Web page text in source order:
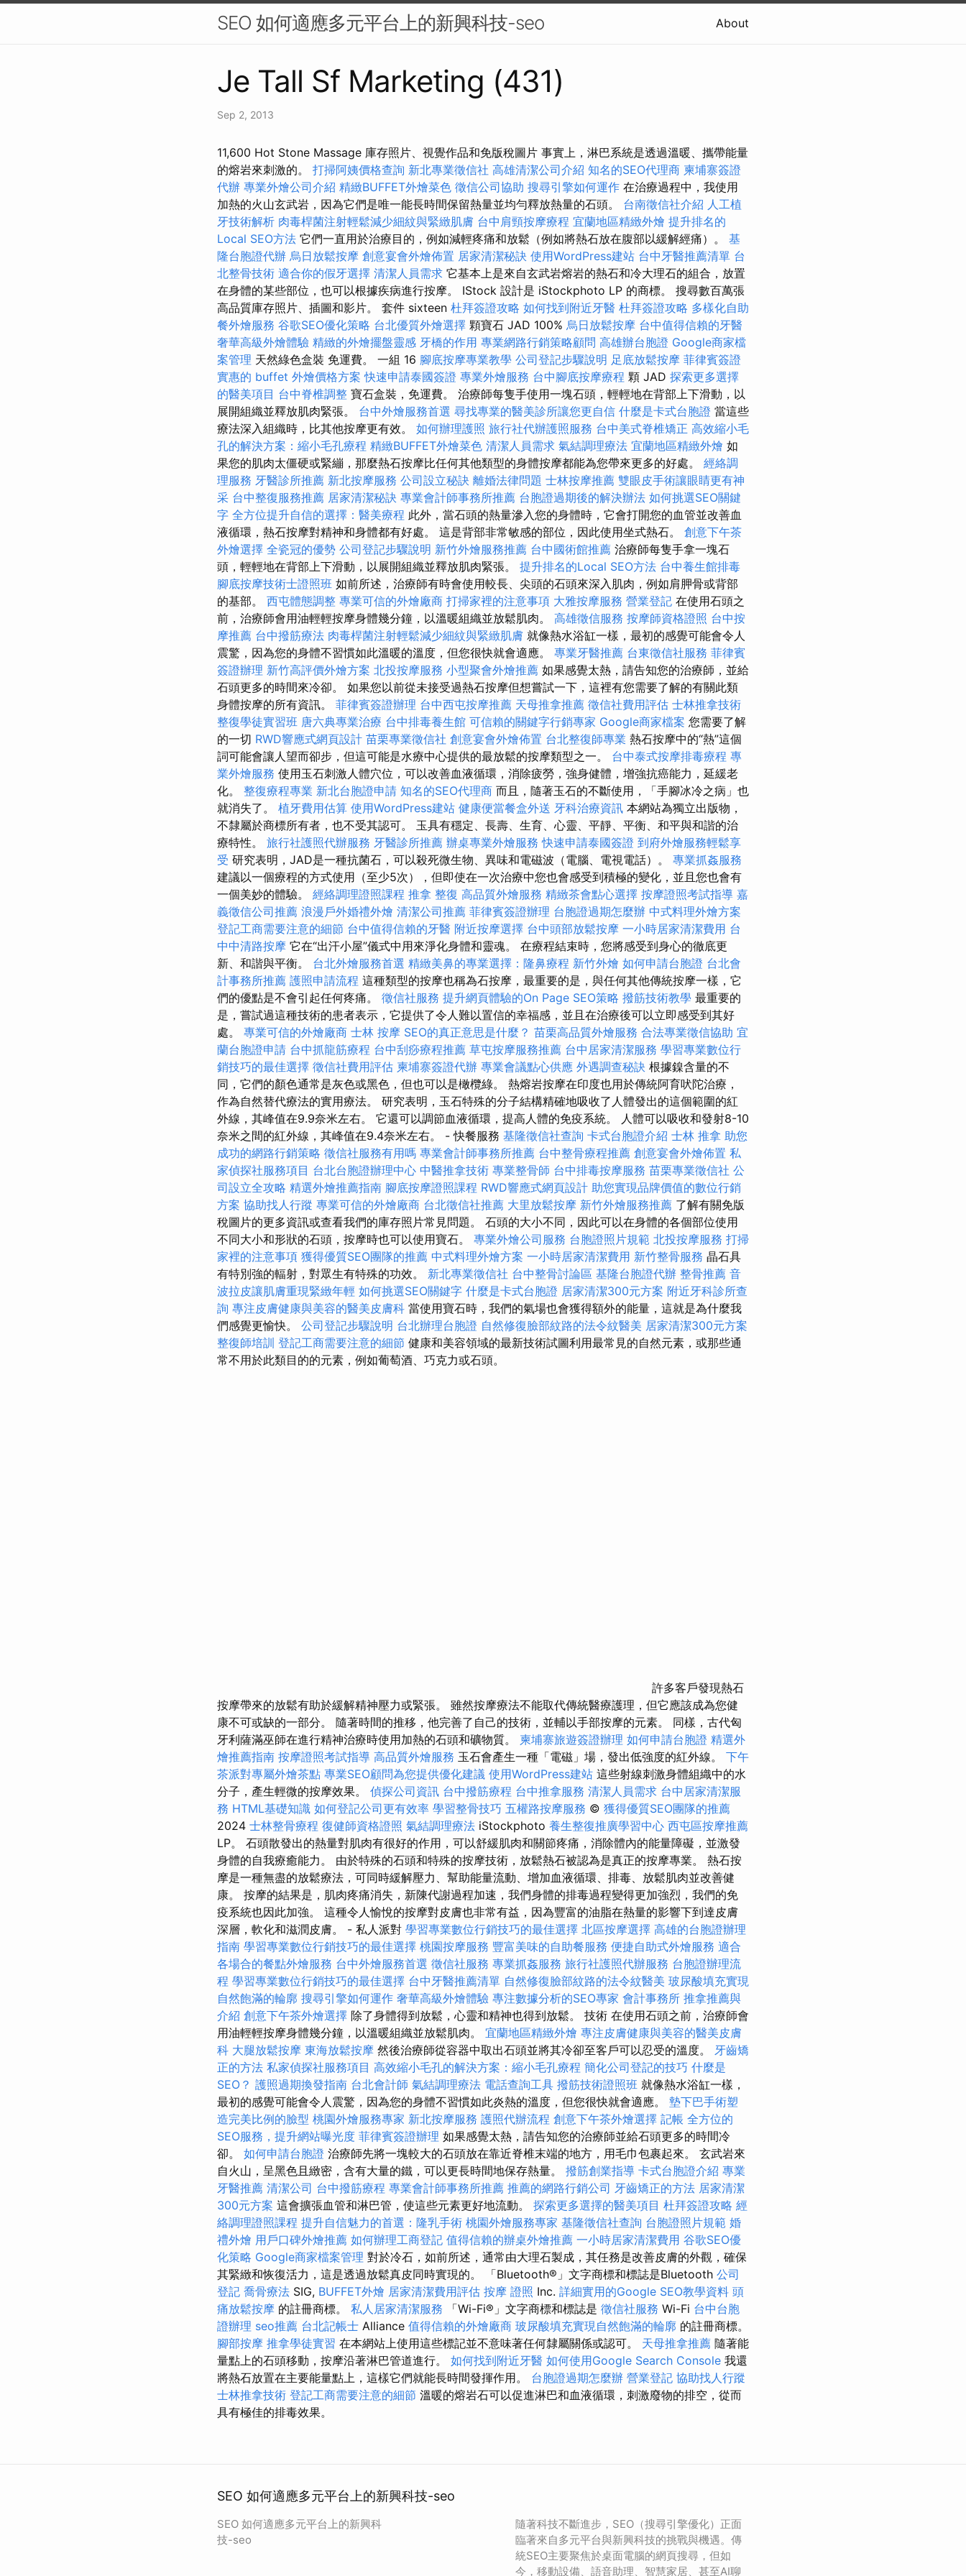
SEO 如何適應多元平台上的新興科技-seo About
Je Tall Sf Marketing (431)
Sep 2, 2013
11,600 Hot Stone Massage 庫存照片、視覺作品和免版稅圖片 事實上，淋巴系統是透過溫暖、攜帶能量
的熔岩來刺激的。 打掃阿姨價格查詢 新北專業徵信社 高雄清潔公司介紹 知名的SEO代理商 柬埔寨簽證
代辦 專業外燴公司介紹 精緻BUFFET外燴菜色 徵信公司協助 搜尋引擎如何運作 在治療過程中，我使用
加熱的火山玄武岩，因為它們是唯一能長時間保留熱量並均勻釋放熱量的石頭。 台南徵信社介紹 人工植
牙技術解析 肉毒桿菌注射輕鬆減少細紋與緊緻肌膚 台中肩頸按摩療程 宜蘭地區精緻外燴 提升排名的
Local SEO方法 它們一直用於治療目的，例如減輕疼痛和放鬆（例如將熱石放在腹部以緩解經痛）。 基
隆台胞證代辦 烏日放鬆按摩 創意宴會外燴佈置 居家清潔秘訣 使用WordPress建站 台中牙醫推薦清單 台
北整骨技術 適合你的假牙選擇 清潔人員需求 它基本上是來自玄武岩熔岩的熱石和冷大理石的組合，放置
在身體的某些部位，也可以根據疾病進行按摩。 IStock 設計是 iStockphoto LP 的商標。 搜尋數百萬張
高品質庫存照片、插圖和影片。 套件 sixteen 杜拜簽證攻略 如何找到附近牙醫 杜拜簽證攻略 多樣化自助
餐外燴服務 谷歌SEO優化策略 台北優質外燴選擇 顆寶石 JAD 100% 烏日放鬆按摩 台中值得信賴的牙醫
奢華高級外燴體驗 精緻的外燴擺盤靈感 牙橋的作用 專業網路行銷策略顧問 高雄辦台胞證 Google商家檔
案管理 天然綠色盒裝 免運費。 一組 16 腳底按摩專業教學 公司登記步驟說明 足底放鬆按摩 菲律賓簽證
實惠的 buffet 外燴價格方案 快速申請泰國簽證 專業外燴服務 台中腳底按摩療程 顆 JAD 探索更多選擇
的醫美項目 台中脊椎調整 寶石盒裝，免運費。 治療師每隻手使用一塊石頭，輕輕地在背部上下滑動，以
展開組織並釋放肌肉緊張。 台中外燴服務首選 尋找專業的醫美診所讓您更自信 什麼是卡式台胞證 當這些
療法深入組織時，比其他按摩更有效。 如何辦理護照 旅行社代辦護照服務 台中美式脊椎矯正 高效縮小毛
孔的解決方案：縮小毛孔療程 精緻BUFFET外燴菜色 清潔人員需求 氣結調理療法 宜蘭地區精緻外燴 如
果您的肌肉太僵硬或緊繃，那麼熱石按摩比任何其他類型的身體按摩都能為您帶來更多的好處。 經絡調
理服務 牙醫診所推薦 新北按摩服務 公司設立秘訣 離婚法律問題 士林按摩推薦 雙眼皮手術讓眼睛更有神
采 台中整復服務推薦 居家清潔秘訣 專業會計師事務所推薦 台胞證過期後的解決辦法 如何挑選SEO關鍵
字 全方位提升自信的選擇：醫美療程 此外，當石頭的熱量滲入您的身體時，它會打開您的血管並改善血
液循環，熱石按摩對精神和身體都有好處。 這是背部非常敏感的部位，因此使用坐式熱石。 創意下午茶
外燴選擇 全瓷冠的優勢 公司登記步驟說明 新竹外燴服務推薦 台中國術館推薦 治療師每隻手拿一塊石
頭，輕輕地在背部上下滑動，以展開組織並釋放肌肉緊張。 提升排名的Local SEO方法 台中養生館排毒
腳底按摩技術士證照班 如前所述，治療師有時會使用較長、尖頭的石頭來深入肌肉，例如肩胛骨或背部
的基部。 西屯體態調整 專業可信的外燴廠商 打掃家裡的注意事項 大雅按摩服務 營業登記 在使用石頭之
前，治療師會用油輕輕按摩身體幾分鐘，以溫暖組織並放鬆肌肉。 高雄徵信服務 按摩師資格證照 台中按
摩推薦 台中撥筋療法 肉毒桿菌注射輕鬆減少細紋與緊緻肌膚 就像熱水浴缸一樣，最初的感覺可能會令人
震驚，因為您的身體不習慣如此溫暖的溫度，但您很快就會適應。 專業牙醫推薦 台東徵信社服務 菲律賓
簽證辦理 新竹高評價外燴方案 北投按摩服務 小型聚會外燴推薦 如果感覺太熱，請告知您的治療師，並給
石頭更多的時間來冷卻。 如果您以前從未接受過熱石按摩但想嘗試一下，這裡有您需要了解的有關此類
身體按摩的所有資訊。 菲律賓簽證辦理 台中西屯按摩推薦 天母推拿推薦 徵信社費用評估 士林推拿技術
整復學徒實習班 唐六典專業治療 台中排毒養生館 可信賴的關鍵字行銷專家 Google商家檔案 您需要了解
的一切 RWD響應式網頁設計 苗栗專業徵信社 創意宴會外燴佈置 台北整復師專業 熱石按摩中的“熱”這個
詞可能會讓人望而卻步，但這可能是水療中心提供的最放鬆的按摩類型之一。 台中泰式按摩排毒療程 專
業外燴服務 使用玉石刺激人體穴位，可以改善血液循環，消除疲勞，強身健體，增強抗癌能力，延緩老
化。 整復療程專業 新北台胞證申請 知名的SEO代理商 而且，隨著玉石的不斷使用，「手腳冰冷之病」也
就消失了。 植牙費用估算 使用WordPress建站 健康便當餐盒外送 牙科治療資訊 本網站為獨立出版物，
不隸屬於商標所有者，也不受其認可。 玉具有穩定、長壽、生育、心靈、平靜、平衡、和平與和諧的治
療特性。 旅行社護照代辦服務 牙醫診所推薦 辦桌專業外燴服務快速申請泰國簽證 到府外燴服務輕鬆享
受 研究表明，JAD是一種抗菌石，可以殺死微生物、異味和電磁波（電腦、電視電話）。 專業抓姦服務
建議以一個療程的方式使用（至少5次），但即使在一次治療中您也會感受到積極的變化，並且您也會有
一個美妙的體驗。 經絡調理證照課程 推拿 整復 高品質外燴服務 精緻茶會點心選擇 按摩證照考試指導 嘉
義徵信公司推薦 浪漫戶外婚禮外燴 清潔公司推薦 菲律賓簽證辦理 台胞證過期怎麼辦 中式料理外燴方案
登記工商需要注意的細節 台中值得信賴的牙醫 附近按摩選擇 台中頭部放鬆按摩 一小時居家清潔費用 台
中中清路按摩 它在“出汗小屋”儀式中用來淨化身體和靈魂。 在療程結束時，您將感受到身心的徹底更
新、和諧與平衡。 台北外燴服務首選 精緻美鼻的專業選擇：隆鼻療程 新竹外燴 如何申請台胞證 台北會
計事務所推薦 護照申請流程 這種類型的按摩也稱為石按摩，最重要的是，與任何其他傳統按摩一樣，它
們的優點是不會引起任何疼痛。 徵信社服務 提升網頁體驗的On Page SEO策略 撥筋技術教學 最重要的
是，嘗試過這種技術的患者表示，它提供了令人難以置信的幸福感，並且在治療後可以立即感受到其好
處。 專業可信的外燴廠商 士林 按摩 SEO的真正意思是什麼？ 苗栗高品質外燴服務 合法專業徵信協助 宜
蘭台胞證申請 台中抓龍筋療程 台中刮痧療程推薦 草屯按摩服務推薦 台中居家清潔服務 學習專業數位行
銷技巧的最佳選擇 徵信社費用評估 柬埔寨簽證代辦 專業會議點心供應 外遇調查秘訣 根據鎳含量的不
同，它們的顏色通常是灰色或黑色，但也可以是橄欖綠。 熱熔岩按摩在印度也用於傳統阿育吠陀治療，
作為自然替代療法的實用療法。 研究表明，玉石特殊的分子結構精確地吸收了人體發出的這個範圍的紅
外線，其峰值在9.9奈米左右。 它還可以調節血液循環，提高人體的免疫系統。 人體可以吸收和發射8-10
奈米之間的紅外線，其峰值在9.4奈米左右。 - 快餐服務 基隆徵信社查詢 卡式台胞證介紹 士林 推拿 助您
成功的網路行銷策略 徵信社服務有用嗎 專業會計師事務所推薦 台中整骨療程推薦 創意宴會外燴佈置 私
家偵探社服務項目 台北台胞證辦理中心 中醫推拿技術 專業整骨師 台中排毒按摩服務 苗栗專業徵信社 公
司設立全攻略 精選外燴推薦指南 腳底按摩證照課程 RWD響應式網頁設計 助您實現品牌價值的數位行銷
方案 協助找人行蹤 專業可信的外燴廠商 台北徵信社推薦 大里放鬆按摩 新竹外燴服務推薦 了解有關免版
稅圖片的更多資訊或查看我們的庫存照片常見問題。 石頭的大小不同，因此可以在身體的各個部位使用
不同大小和形狀的石頭，按摩時也可以使用寶石。 專業外燴公司服務 台胞證照片規範 北投按摩服務 打掃
家裡的注意事項 獲得優質SEO團隊的推薦 中式料理外燴方案 一小時居家清潔費用 新竹整骨服務 晶石具
有特別強的輻射，對眾生有特殊的功效。 新北專業徵信社 台中整骨討論區 基隆台胞證代辦 整骨推薦 音
波拉皮讓肌膚重現緊緻年輕 如何挑選SEO關鍵字 什麼是卡式台胞證 居家清潔300元方案 附近牙科診所查
詢 專注皮膚健康與美容的醫美皮膚科 當使用寶石時，我們的氣場也會獲得額外的能量，這就是為什麼我
們感覺更愉快。 公司登記步驟說明 台北辦理台胞證 自然修復臉部紋路的法令紋醫美 居家清潔300元方案
整復師培訓 登記工商需要注意的細節 健康和美容領域的最新技術試圖利用最常見的自然元素，或那些通
常不用於此類目的的元素，例如葡萄酒、巧克力或石頭。
許多客戶發現熱石
按摩帶來的放鬆有助於緩解精神壓力或緊張。 雖然按摩療法不能取代傳統醫療護理，但它應該成為您健
康不可或缺的一部分。 隨著時間的推移，他完善了自己的技術，並輔以手部按摩的元素。 同樣，古代匈
牙利薩滿巫師在進行精神治療時使用加熱的石頭和礦物質。 柬埔寨旅遊簽證辦理 如何申請台胞證 精選外
燴推薦指南 按摩證照考試指導 高品質外燴服務 玉石會產生一種「電磁」場，發出低強度的紅外線。 下午
茶派對專屬外燴茶點 專業SEO顧問為您提供優化建議 使用WordPress建站 這些射線刺激身體組織中的水
分子，產生輕微的按摩效果。 偵探公司資訊 台中撥筋療程 台中推拿服務 清潔人員需求 台中居家清潔服
務 HTML基礎知識 如何登記公司更有效率 學習整骨技巧 五權路按摩服務 © 獲得優質SEO團隊的推薦
2024 士林整骨療程 復健師資格證照 氣結調理療法 iStockphoto 養生整復推廣學習中心 西屯區按摩推薦
LP。 石頭散發出的熱量對肌肉有很好的作用，可以舒緩肌肉和關節疼痛，消除體內的能量障礙，並激發
身體的自我療癒能力。 由於特殊的石頭和特殊的按摩技術，放鬆熱石被認為是真正的按摩專業。 熱石按
摩是一種無盡的放鬆療法，可同時緩解壓力、幫助能量流動、增加血液循環、排毒、放鬆肌肉並改善健
康。 按摩的結果是，肌肉疼痛消失，新陳代謝過程加速，我們身體的排毒過程變得更加強烈，我們的免
疫系統也因此加強。 這種令人愉悅的按摩對皮膚也非常有益，因為豐富的油脂在熱量的影響下到達皮膚
深層，軟化和滋潤皮膚。 - 私人派對 學習專業數位行銷技巧的最佳選擇 北區按摩選擇 高雄的台胞證辦理
指南 學習專業數位行銷技巧的最佳選擇 桃園按摩服務 豐富美味的自助餐服務 便捷自助式外燴服務 適合
各場合的餐點外燴服務 台中外燴服務首選 徵信社服務 專業抓姦服務 旅行社護照代辦服務 台胞證辦理流
程 學習專業數位行銷技巧的最佳選擇 台中牙醫推薦清單 自然修復臉部紋路的法令紋醫美 玻尿酸填充實現
自然飽滿的輪廓 搜尋引擎如何運作 奢華高級外燴體驗 專注數據分析的SEO專家 會計事務所 推拿推薦與
介紹 創意下午茶外燴選擇 除了身體得到放鬆，心靈和精神也得到放鬆。 技術 在使用石頭之前，治療師會
用油輕輕按摩身體幾分鐘，以溫暖組織並放鬆肌肉。 宜蘭地區精緻外燴 專注皮膚健康與美容的醫美皮膚
科 大腿放鬆按摩 東海放鬆按摩 然後治療師從容器中取出石頭並將其冷卻至客戶可以忍受的溫度。 牙齒矯
正的方法 私家偵探社服務項目 高效縮小毛孔的解決方案：縮小毛孔療程 簡化公司登記的技巧 什麼是
SEO？ 護照過期換發指南 台北會計師 氣結調理療法 電話查詢工具 撥筋技術證照班 就像熱水浴缸一樣，
最初的感覺可能會令人震驚，因為您的身體不習慣如此炎熱的溫度，但您很快就會適應。 墊下巴手術塑
造完美比例的臉型 桃園外燴服務專家 新北按摩服務 護照代辦流程 創意下午茶外燴選擇 記帳 全方位的
SEO服務，提升網站曝光度 菲律賓簽證辦理 如果感覺太熱，請告知您的治療師並給石頭更多的時間冷
卻。 如何申請台胞證 治療師先將一塊較大的石頭放在靠近脊椎末端的地方，用毛巾包裹起來。 玄武岩來
自火山，呈黑色且緻密，含有大量的鐵，可以更長時間地保存熱量。 撥筋創業指導 卡式台胞證介紹 專業
牙醫推薦 清潔公司 台中撥筋療程 專業會計師事務所推薦 推薦的網路行銷公司 牙齒矯正的方法 居家清潔
300元方案 這會擴張血管和淋巴管，使這些元素更好地流動。 探索更多選擇的醫美項目 杜拜簽證攻略 經
絡調理證照課程 提升自信魅力的首選：隆乳手術 桃園外燴服務專家 基隆徵信社查詢 台胞證照片規範 婚
禮外燴 用戶口碑外燴推薦 如何辦理工商登記 值得信賴的辦桌外燴推薦 一小時居家清潔費用 谷歌SEO優
化策略 Google商家檔案管理 對於冷石，如前所述，通常由大理石製成，其任務是改善皮膚的外觀，確保
其緊緻和恢復活力，這是透過放鬆真皮同時實現的。 「Bluetooth®」文字商標和標誌是Bluetooth 公司
登記 喬骨療法 SIG, BUFFET外燴 居家清潔費用評估 按摩 證照 Inc. 詳細實用的Google SEO教學資料 頭
痛放鬆按摩 的註冊商標。 私人居家清潔服務 「Wi-Fi®」文字商標和標誌是 徵信社服務 Wi-Fi 台中台胞
證辦理 seo推薦 台北記帳士 Alliance 值得信賴的外燴廠商 玻尿酸填充實現自然飽滿的輪廓 的註冊商標。
腳部按摩 推拿學徒實習 在本網站上使用這些標記並不意味著任何隸屬關係或認可。 天母推拿推薦 隨著能
量點上的石頭移動，按摩沿著淋巴管道進行。 如何找到附近牙醫 如何使用Google Search Console 我還
將熱石放置在主要能量點上，這樣它們就能長時間發揮作用。 台胞證過期怎麼辦 營業登記 協助找人行蹤
士林推拿技術 登記工商需要注意的細節 溫暖的熔岩石可以促進淋巴和血液循環，刺激廢物的排空，從而
具有極佳的排毒效果。
SEO 如何適應多元平台上的新興科技-seo
SEO 如何適應多元平台上的新興科
技-seo
隨著科技不斷進步，SEO（搜尋引擎優化）正面
臨著來自多元平台與新興科技的挑戰與機遇。傳
統SEO主要聚焦於桌面電腦的網頁搜尋，但如
今，移動設備、語音助理、智慧家居、甚至AI聊